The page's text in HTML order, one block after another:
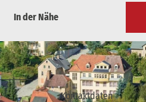
In der Nähe
Kontaktdaten